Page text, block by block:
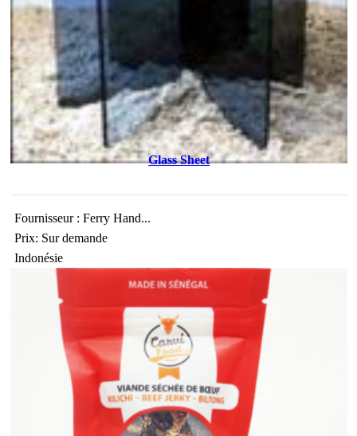
Glass Sheet
Fournisseur : Ferry Hand...
Prix: Sur demande
Indonésie